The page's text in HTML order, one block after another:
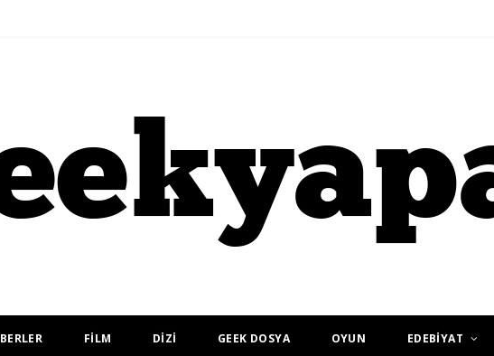
FİLM DİZİ GEEK DOSYA OYUN EDEBİYAT